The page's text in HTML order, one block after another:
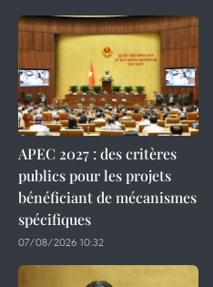
APEC 2027 : des critères
publics pour les projets
bénéficiant de mécanismes
spécifiques
07/08/2026 10:32